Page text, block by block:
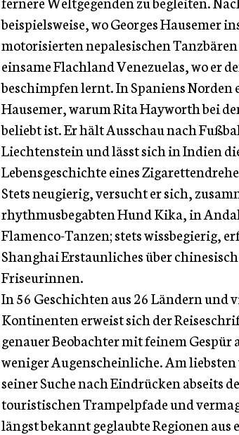
beispielsweise, wo Georges Hausemer
motorisierten nepalesischen
einsame Flachland Venezuelas, wo er
beschimpfen lernt. In Spaniens Norden
Hausemer, warum Rita Hayworth bei
beliebt ist. Er hält Ausschau nach
Liechtenstein und lässt sich in Indien
Lebensgeschichte eines
Stets neugierig, versucht er sich,
rhythmusbegabten Hund Kika, in
Flamenco-Tanzen; stets wissbegierig,
Shanghai Erstaunliches über
Friseurinnen.
In 56 Geschichten aus 26 Ländern und
Kontinenten erweist sich der
genauer Beobachter mit feinem Gespür
weniger Augenscheinliche. Am
seiner Suche nach Eindrücken abseits
touristischen Trampelpfade und
längst bekannt geglaubte Regionen aus